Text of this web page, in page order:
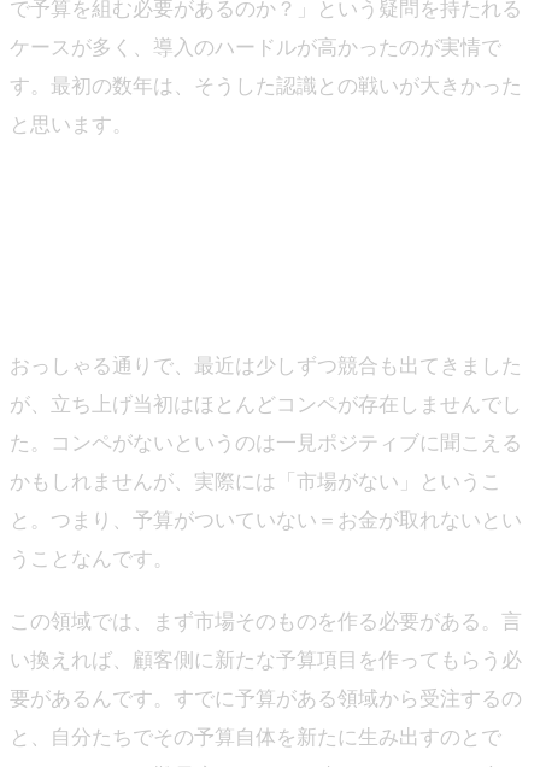
で予算を組む必要があるのか？」という疑問を持たれる
ケースが多く、導入のハードルが高かったのが実情で
す。最初の数年は、そうした認識との戦いが大きかった
と思います。
おっしゃる通りで、最近は少しずつ競合も出てきました
が、立ち上げ当初はほとんどコンペが存在しませんでし
た。コンペがないというのは一見ポジティブに聞こえる
かもしれませんが、実際には「市場がない」というこ
と。つまり、予算がついていない＝お金が取れないとい
うことなんです。
この領域では、まず市場そのものを作る必要がある。言
い換えれば、顧客側に新たな予算項目を作ってもらう必
要があるんです。すでに予算がある領域から受注するの
と、自分たちでその予算自体を新たに生み出すのとで